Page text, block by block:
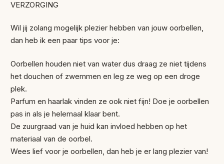
VERZORGING
Wil jij zolang mogelijk plezier hebben van jouw oorbellen,
dan heb ik een paar tips voor je:
Oorbellen houden niet van water dus draag ze niet tijdens
het douchen of zwemmen en leg ze weg op een droge
plek.
Parfum en haarlak vinden ze ook niet fijn! Doe je oorbellen
pas in als je helemaal klaar bent.
De zuurgraad van je huid kan invloed hebben op het
materiaal van de oorbel.
Wees lief voor je oorbellen, dan heb je er lang plezier van!